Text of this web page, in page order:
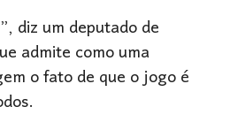
diz um deputado de
admite como uma
o fato de que o jogo é